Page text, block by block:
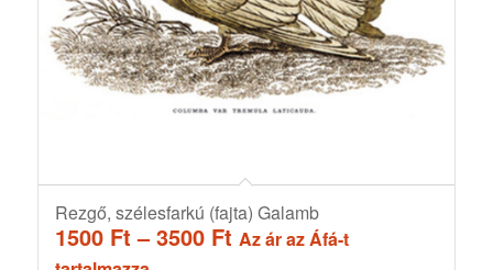
Rezgő, szélesfarkú (fajta) Galamb
1500 Ft – 3500 FtÁrtartomány:
Az ár az Áfá-t